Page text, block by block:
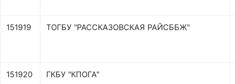
151919 ТОГБУ "РАССКАЗОВСКАЯ РАЙСББЖ"
151920 ГКБУ "КПОГА"